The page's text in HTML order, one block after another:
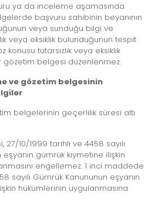
ya da inceleme aşamasında
başvuru sahibinin beyanının
veya sunduğu bilgi ve
veya eksiklik bulunduğunun tespit
tutarsızlık veya eksiklik
belgesi düzenlenmez.
ve gözetim belgesinin
belgelerinin geçerlilik süresi altı
10/1999 tarihli ve 4458 sayılı
gümrük kıymetine ilişkin
engellemez. 1 inci maddede
sayılı Gümrük Kanununun eşyanın
hükümlerinin uygulanmasına